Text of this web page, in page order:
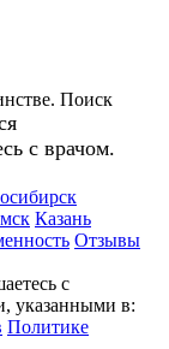
Поиск
с врачом.
Казань
Отзывы
с
указанными в:
Политике